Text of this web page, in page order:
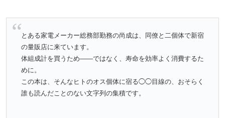
とある家電メーカー総務部勤務の尚成は、同僚と二個体で新宿
の量販店に来ています。
体組成計を買うため――ではなく、寿命を効率よく消費するた
めに。
この本は、そんなヒトのオス個体に宿る◯◯目線の、おそらく
誰も読んだことのない文字列の集積です。